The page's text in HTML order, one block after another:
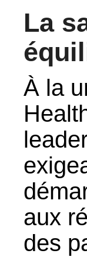
La
À la
aux
des